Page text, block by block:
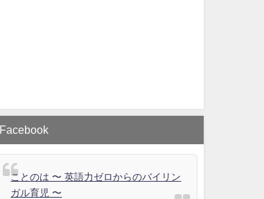
Facebook
ことのは 〜 英語力ゼロからのバイリン
ガル育児 〜